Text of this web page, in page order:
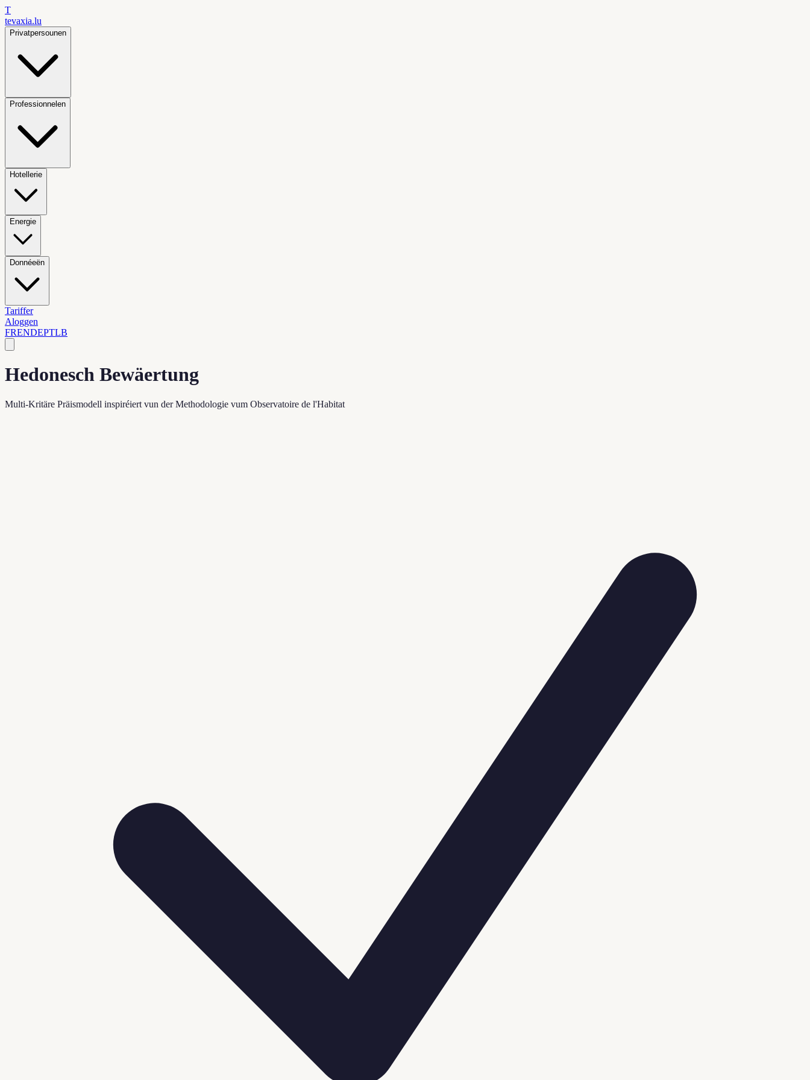
T
tevaxia.lu
Privatpersounen
Professionnelen
Hotellerie
Energie
Donnéeën
Tariffer
Aloggen
FRENDEPTLB
Hedonesch Bewäertung
Multi-Kritäre Präismodell inspiréiert vun der Methodologie vum Observatoire de l'Habitat